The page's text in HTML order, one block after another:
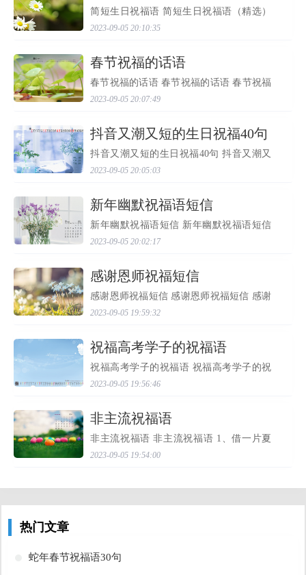
简短生日祝福语 简短生日祝福语（精选）
简短生日祝福语100条 1、生日欢乐，健康
长寿每一天。 2、在这甜蜜的日子里，祝你
一天！ 4、岁岁年...
2023-09-05 20:10:35
​春节祝福的话语
春节祝福的话语 春节祝福的话语 春节祝福
的话语 春节祝福的话语 1、祝你一帆风
顺，二龙腾飞，三羊开泰，四季平安，五
财，九九同心，十全十...
2023-09-05 20:07:49
​抖音又潮又短的生日祝福40句
抖音又潮又短的生日祝福40句 抖音又潮又
短的生日祝福40句（深度文） 抖音又潮又
短的生日祝福40句 导读：欢迎大家来到，
生日祝福40句，以下...
2023-09-05 20:05:03
​新年幽默祝福语短信
新年幽默祝福语短信 新年幽默祝福语短信
新春佳节到，向你问个好；身体倍健康，
心情特别好；好运天天交，口味顿顿妙；
理了新年幽默 祝福...
2023-09-05 20:02:17
​感谢恩师祝福短信
感谢恩师祝福短信 感谢恩师祝福短信 感谢
恩师祝福短信 老师，祝您节日快乐，我在
自己的事业中茁壮成长。那清脆的下课铃
想念。 秋风落尽处...
2023-09-05 19:59:32
​祝福高考学子的祝福语
祝福高考学子的祝福语 祝福高考学子的祝
福语 1、在高考里，愿尽最大的可能，在远
方倾诉我的祝福，相信自己的梦想与汗
上肯定有人失眠，...
2023-09-05 19:56:46
​非主流祝福语
非主流祝福语 非主流祝福语 1、借一片夏
雨，滋润你灿烂的笑脸；捕一缕凉风，拂
去你忙碌的疲倦；开一眼清泉，为你送上
2023-09-05 19:54:00
热门文章
​蛇年春节祝福语30句